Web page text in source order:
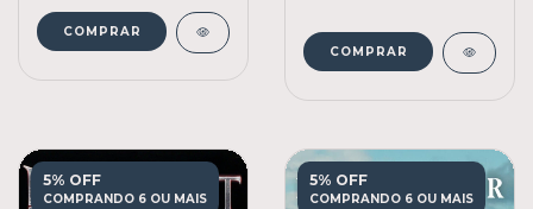
COMPRAR
COMPRAR
5% OFF
COMPRANDO 6 OU MAIS
5% OFF
COMPRANDO 6 OU MAIS